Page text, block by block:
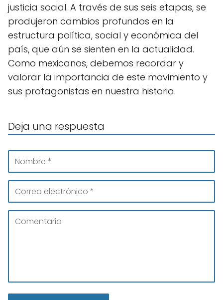
justicia social. A través de sus seis etapas, se
produjeron cambios profundos en la
estructura política, social y económica del
país, que aún se sienten en la actualidad.
Como mexicanos, debemos recordar y
valorar la importancia de este movimiento y
sus protagonistas en nuestra historia.
Deja una respuesta